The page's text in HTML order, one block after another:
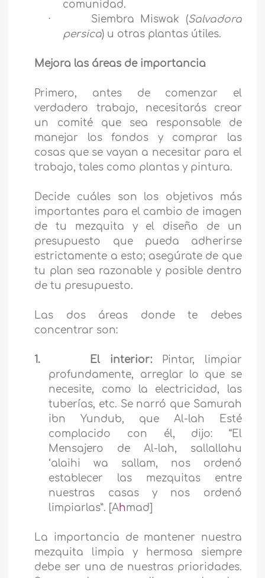
comunidad.
·
Siembra Miswak (Salvadora
persica) u otras plantas útiles.
Mejora las áreas de importancia
Primero, antes de comenzar el
verdadero trabajo, necesitarás crear
un comité que sea responsable de
manejar los fondos y comprar las
cosas que se vayan a necesitar para el
trabajo, tales como plantas y pintura.
Decide cuáles son los objetivos más
importantes para el cambio de imagen
de tu mezquita y el diseño de un
presupuesto que pueda adherirse
estrictamente a esto; asegúrate de que
tu plan sea razonable y posible dentro
de tu presupuesto.
Las dos áreas donde te debes
concentrar son:
1. El interior:Pintar, limpiar
profundamente, arreglar lo que se
necesite, como la electricidad, las
tuberías, etc. Se narró que Samurah
ibn Yundub, que Al-lah Esté
complacido con él, dijo: “El
Mensajero de Al-lah, sallallahu
‘alaihi wa sallam, nos ordenó
establecer las mezquitas entre
nuestras casas y nos ordenó
limpiarlas”. [Ahmad]
La importancia de mantener nuestra
mezquita limpia y hermosa siempre
debe ser una de nuestras prioridades.